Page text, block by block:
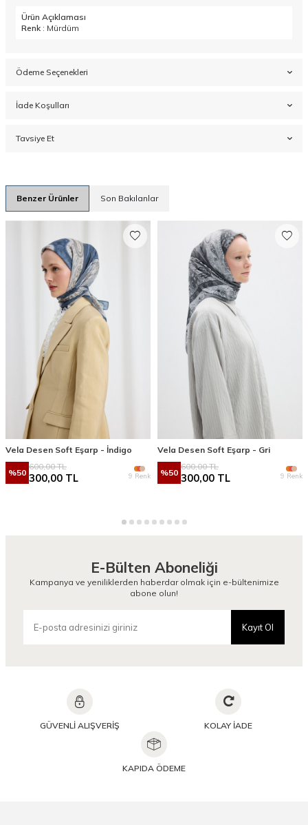
Ürün Açıklaması
Renk : Mürdüm
Ödeme Seçenekleri
İade Koşulları
Tavsiye Et
Benzer Ürünler Son Bakılanlar
Vela Desen Soft Eşarp - İndigo
%50
600,00TL
300,00 TL 9 Renk
Vela Desen Soft Eşarp - Gri
%50
600,00TL
300,00 TL 9 Renk
E-Bülten Aboneliği
Kampanya ve yeniliklerden haberdar olmak için e-bültenimize
abone olun!
Kayıt Ol
GÜVENLİ ALIŞVERİŞ KOLAY İADE
KAPIDA ÖDEME